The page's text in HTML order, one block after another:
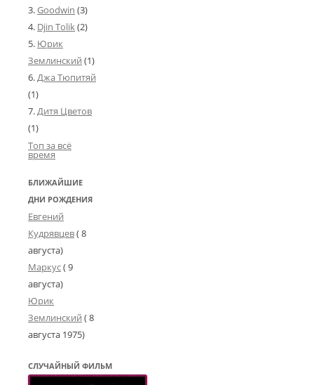
Goodwin (3)
Djin Tolik(2)
Юрик
Землинский (1)
Джа Тюпитяй
(1)
Дитя Цветов
(1)
Топ за всё
время
БЛИЖАЙШИЕ
ДНИ РОЖДЕНИЯ
Евгений
Кудрявцев( 8
августа)
Маркус( 9
августа)
Юрик
Землинский (8
августа 1975)
СЛУЧАЙНЫЙ ФИЛЬМ